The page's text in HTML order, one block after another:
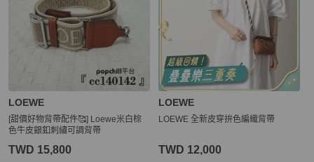
LOEWE
[甜價好物背帶配件🥰] Loewe米白棕
色牛皮銀釦刺繡可調背帶
TWD 15,800
LOEWE
LOEWE 全新皮穿拚色編織背帶
TWD 12,000